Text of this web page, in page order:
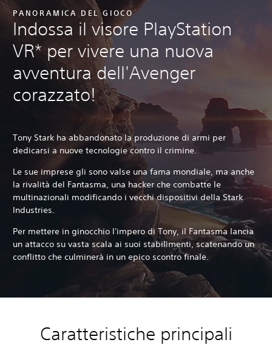
PANORAMICA DEL GIOCO
Indossa il visore PlayStation
VR* per vivere una nuova
avventura dell'Avenger
corazzato!
Tony Stark ha abbandonato la produzione di armi per
dedicarsi a nuove tecnologie contro il crimine.
Le sue imprese gli sono valse una fama mondiale, ma anche
la rivalità del Fantasma, una hacker che combatte le
multinazionali modificando i vecchi dispositivi della Stark
Industries.
Per mettere in ginocchio l'impero di Tony, il Fantasma lancia
un attacco su vasta scala ai suoi stabilimenti, scatenando un
conflitto che culminerà in un epico scontro finale.
Caratteristiche principali